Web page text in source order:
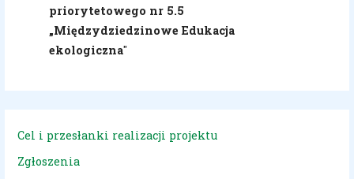
priorytetowego nr 5.5
„Międzydziedzinowe Edukacja
ekologiczna"
Cel i przesłanki realizacji projektu
Zgłoszenia